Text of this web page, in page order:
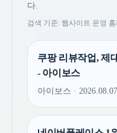
다.
검색 기준: 웹사이트 운영
쿠팡 리뷰작업, 제
- 아이보스
아이보스 · 2026.08.07